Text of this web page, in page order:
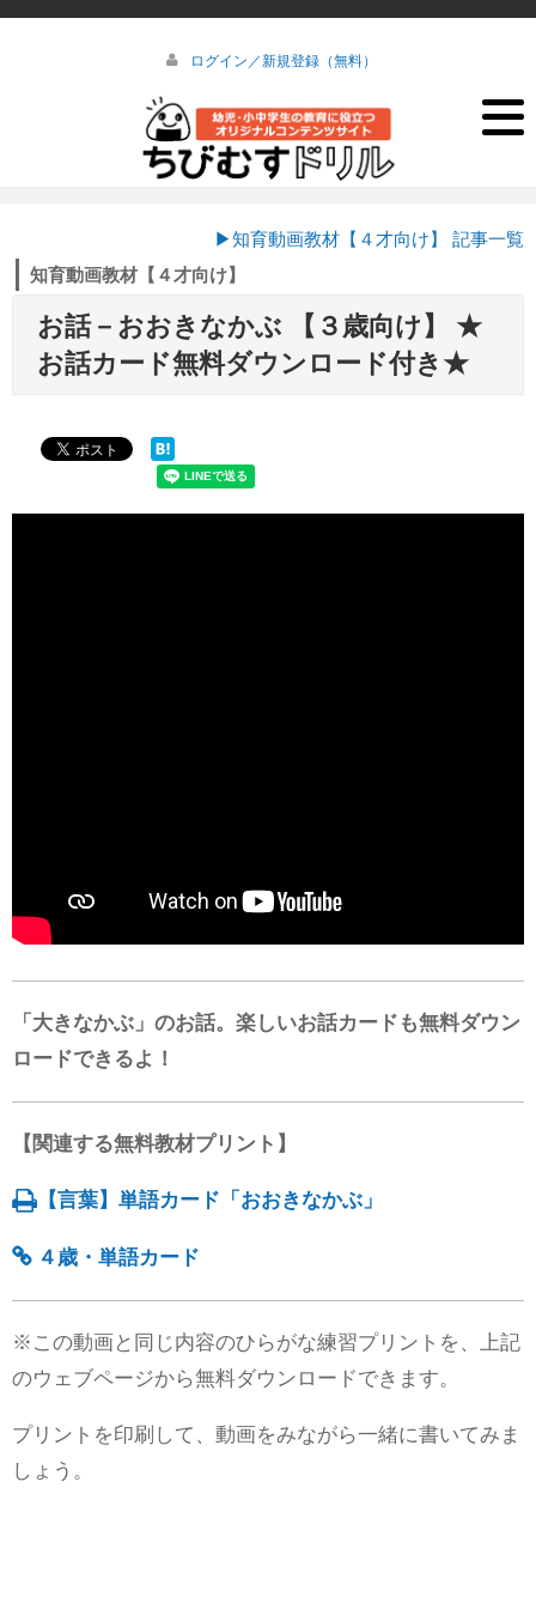
ログイン／新規登録（無料）
▶知育動画教材【４才向け】 記事一覧
知育動画教材【４才向け】
お話－おおきなかぶ 【３歳向け】 ★
お話カード無料ダウンロード付き★
「大きなかぶ」のお話。楽しいお話カードも無料ダウン
ロードできるよ！
【関連する無料教材プリント】
【言葉】単語カード「おおきなかぶ」
４歳・単語カード
※この動画と同じ内容のひらがな練習プリントを、上記
のウェブページから無料ダウンロードできます。
プリントを印刷して、動画をみながら一緒に書いてみま
しょう。